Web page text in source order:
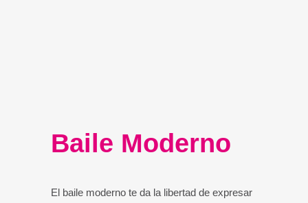
Baile Moderno
El baile moderno te da la libertad de expresar